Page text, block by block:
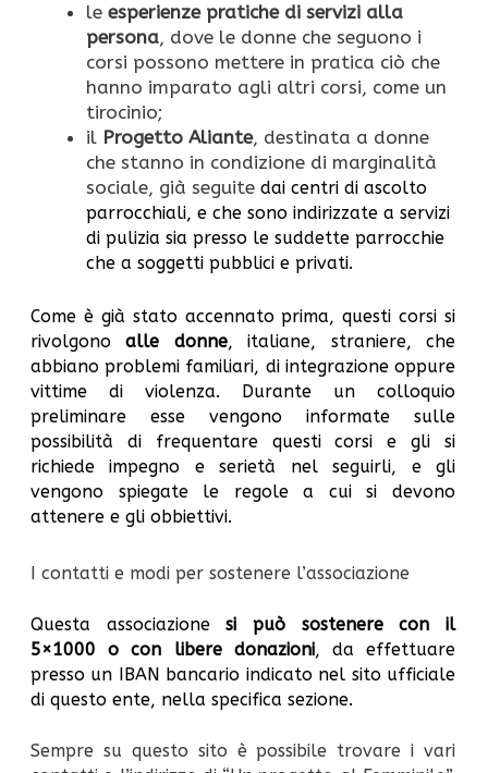
le esperienze pratiche di servizi alla
persona, dove le donne che seguono i
corsi possono mettere in pratica ciò che
hanno imparato agli altri corsi, come un
tirocinio;
il Progetto Aliante, destinata a donne
che stanno in condizione di marginalità
sociale, già seguite dai centri di ascolto
parrocchiali, e che sono indirizzate a servizi
di pulizia sia presso le suddette parrocchie
che a soggetti pubblici e privati.
Come è già stato accennato prima, questi corsi si
rivolgonoalle donne, italiane, straniere, che
abbiano problemi familiari, di integrazione oppure
vittime di violenza. Durante un colloquio
preliminare esse vengono informate sulle
possibilità di frequentare questi corsi e gli si
richiede impegno e serietà nel seguirli, e gli
vengono spiegate le regole a cui si devono
attenere e gli obbiettivi.
I contatti e modi per sostenere l’associazione
Questa associazionesi può sostenere con il
5×1000 o con libere donazioni, da effettuare
presso un IBAN bancario indicato nel sito ufficiale
di questo ente, nella specifica sezione.
Sempre su questo sito è possibile trovare i vari